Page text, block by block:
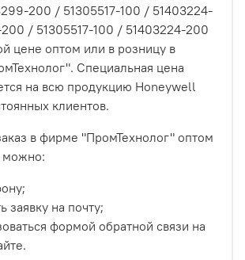
200 / 51305517-100 / 51403224-
/ 51305517-100 / 51403224-200
цене оптом или в розницу в
Специальная цена
на всю продукцию Honeywell
клиентов.
в фирме "ПромТехнолог" оптом
можно:
заявку на почту;
формой обратной связи на